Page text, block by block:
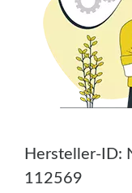
Hersteller-ID:
112569